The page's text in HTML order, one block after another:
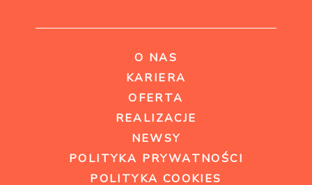
O NAS
KARIERA
OFERTA
REALIZACJE
NEWSY
POLITYKA PRYWATNOŚCI
POLITYKA COOKIES